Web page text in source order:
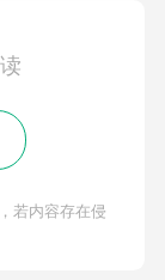
若内容存在侵